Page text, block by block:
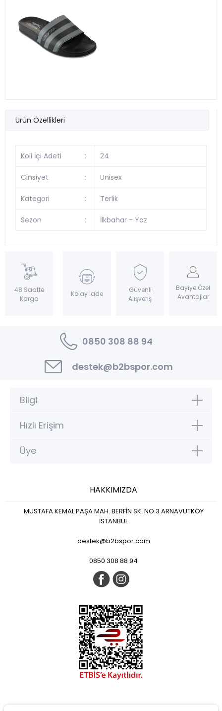
Ürün Özellikleri
Koli İçi Adeti : 24
Cinsiyet : Unisex
Kategori : Terlik
Sezon : İlkbahar - Yaz
48 Saatte
Kargo
Kolay İade
Güvenli
Alışveriş
Bayiye Özel
Avantajlar
0850 308 88 94
destek@b2bspor.com
Bilgi
Hızlı Erişim
Üye
HAKKIMIZDA
MUSTAFA KEMAL PAŞA MAH. BERFİN SK. NO:3 ARNAVUTKÖY
İSTANBUL
destek@b2bspor.com
0850 308 88 94